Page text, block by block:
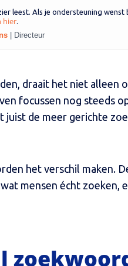
leest. Als je ondersteuning wenst
hier.
|Directeur
draait het niet alleen
focussen nog steeds
juist de meer gerichte
het verschil maken.
mensen écht zoeken,